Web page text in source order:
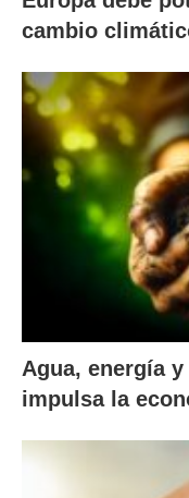
cambio
Agua, energía
impulsa la